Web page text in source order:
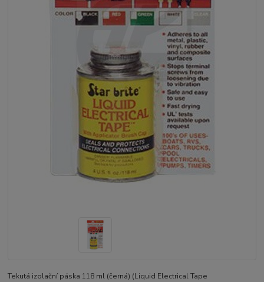
Tekutá izolační páska 118 ml (černá) (Liquid Electrical Tape